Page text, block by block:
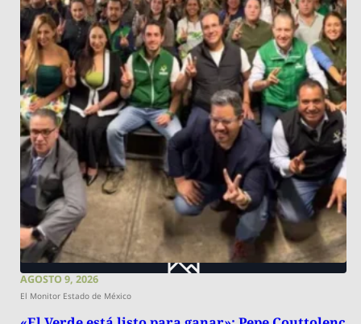
AGOSTO 9, 2026
El Monitor Estado de México